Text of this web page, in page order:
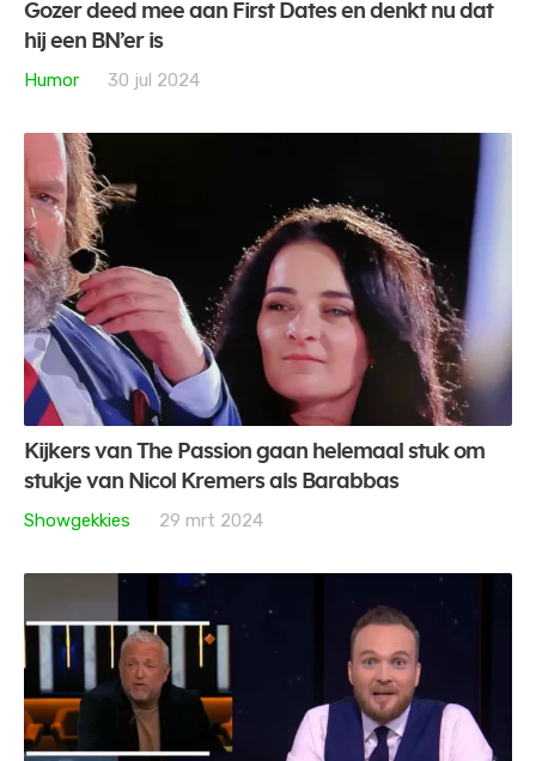
Gozer deed mee aan First Dates en denkt nu dat
hij een BN’er is
Humor
30 jul 2024
Kijkers van The Passion gaan helemaal stuk om
stukje van Nicol Kremers als Barabbas
Showgekkies
29 mrt 2024